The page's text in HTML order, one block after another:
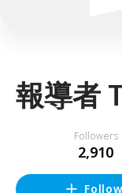
報導者
Followers
2,910
Follow